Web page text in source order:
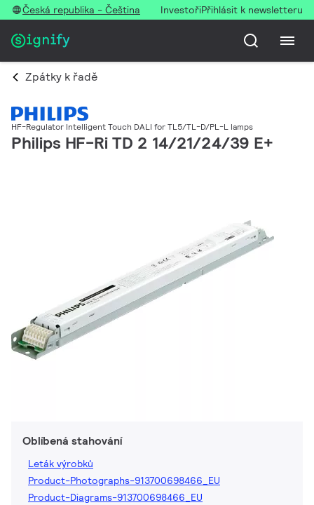
Česká republika - Čeština InvestořiPřihlásit k newsletteru
Zpátky k řadě
HF-Regulator Intelligent Touch DALI for TL5/TL-D/PL-L lamps
Philips HF-Ri TD 2 14/21/24/39 E+
Oblíbená stahování
Leták výrobků
Product-Photographs-913700698466_EU
Product-Diagrams-913700698466_EU